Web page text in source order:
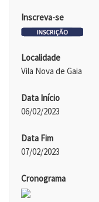
Inscreva-se
Localidade
Vila Nova de Gaia
Data Início
06/02/2023
Data Fim
07/02/2023
Cronograma